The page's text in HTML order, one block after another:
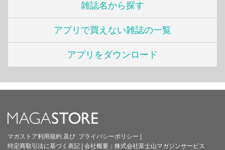
雑誌名から探す
アプリで買えない雑誌の一覧
アプリをダウンロード
マガストア利用規約 及び プライバシーポリシー |
特定商取引法に基づく表記 | 会社概要： 株式会社富士山マガジンサービス